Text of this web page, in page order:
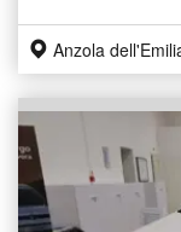
Anzola